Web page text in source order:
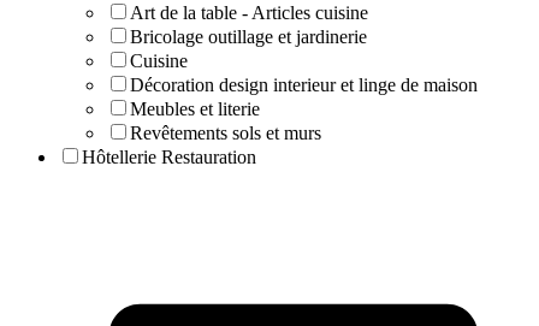
Art de la table - Articles cuisine
Bricolage outillage et jardinerie
Cuisine
Décoration design interieur et linge de maison
Meubles et literie
Revêtements sols et murs
Hôtellerie Restauration